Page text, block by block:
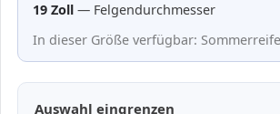
19 Zoll — Felgendurchmesser
In dieser Größe verfügbar:
Auswahl eingrenzen